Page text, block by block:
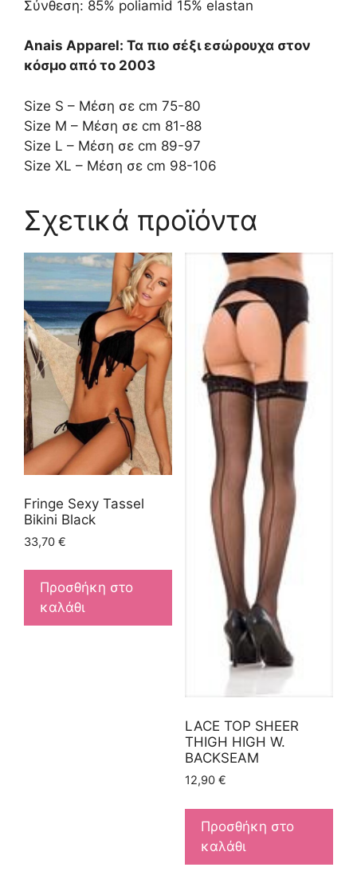
Σύνθεση: 85% poliamid 15% elastan
Anais Apparel: Τα πιο σέξι εσώρουχα στον
κόσμο από το 2003
Size S – Μέση σε cm 75-80
Size M – Μέση σε cm 81-88
Size L – Μέση σε cm 89-97
Size XL – Μέση σε cm 98-106
Σχετικά προϊόντα
Fringe Sexy Tassel
Bikini Black
33,70 €
Προσθήκη στο
καλάθι
LACE TOP SHEER
THIGH HIGH W.
BACKSEAM
12,90 €
Προσθήκη στο
καλάθι